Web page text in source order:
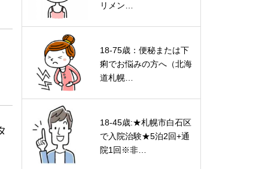
リメン…
18-75歳：便秘または下
痢でお悩みの方へ（北海
道札幌…
18-45歳:★札幌市白石区
で入院治験★5泊2回+通
院1回※非…